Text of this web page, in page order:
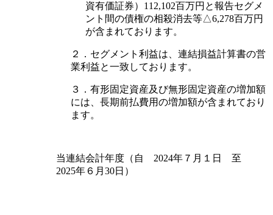
資有価証券）112,102百万円と報告セグメ
ント間の債権の相殺消去等△6,278百万円
が含まれております。
２．セグメント利益は、連結損益計算書の営
業利益と一致しております。
３．有形固定資産及び無形固定資産の増加額
には、長期前払費用の増加額が含まれており
ます。
当連結会計年度（自 2024年７月１日 至
2025年６月30日）